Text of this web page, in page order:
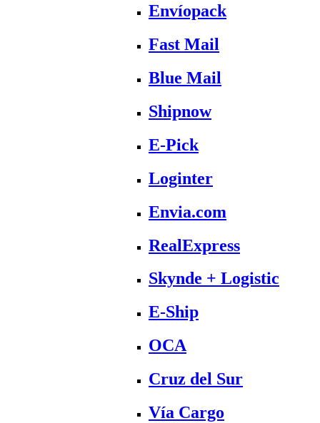
Envíopack
Fast Mail
Blue Mail
Shipnow
E-Pick
Loginter
Envia.com
RealExpress
Skynde + Logistic
E-Ship
OCA
Cruz del Sur
Vía Cargo